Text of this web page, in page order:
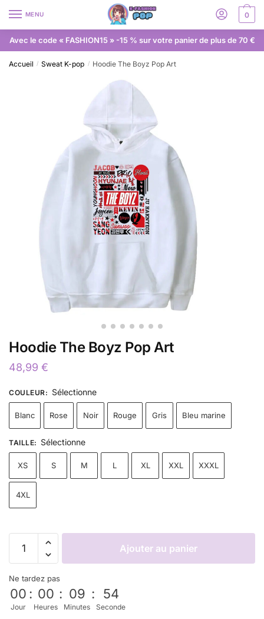
MENU 0
Avec le code « FASHION15 » -15 % sur votre panier de plus de 70 €
Accueil / Sweat K-pop / Hoodie The Boyz Pop Art
Hoodie The Boyz Pop Art
48,99 €
COULEUR: Sélectionne
Blanc Rose Noir Rouge Gris Bleu marine
TAILLE: Sélectionne
XS S M L XL XXL XXXL
4XL
Ajouter au panier
Ne tardez pas
00
Jour
: 00
Heures
: 09
Minutes
: 53
Seconde